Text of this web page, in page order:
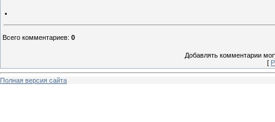
.
Всего комментариев: 0
Добавлять комментарии
[
Полная версия сайта